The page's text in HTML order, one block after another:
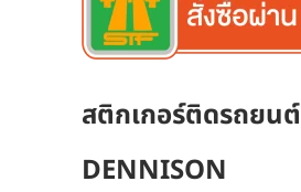
สติกเกอร์ติดรถยนต์
DENNISON